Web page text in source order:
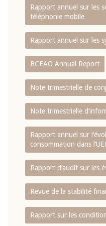
Rapport annuel sur les
téléphonie mobile
Rapport annuel sur les
BCEAO Annual Report
Note trimestrielle de
Note trimestrielle
Rapport annuel sur
consommation dans
Rapport d‘audit sur les
Revue de la stabilité
Rapport sur les